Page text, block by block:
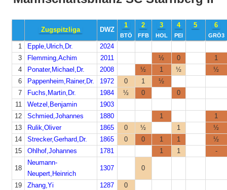
Zugspitzliga DWZ
1
BTÖ
2
FFB
3
HOL
4
PEI
5 6
GRÖ3
1 Epple,Ulrich,Dr.
2024
3
Flemming,Achim 2011 ½ 0
1
4
Ponater,Michael,Dr. 2008 ½ 1 ½
½
6
Pappenheim,Rainer,Dr. 1972 0 1
½
7
Fuchs,Martin,Dr. 1984 ½ 0
0
11
Wetzel,Benjamin
1903
12
Schmied,Johannes 1880 1
1
13
Rulik,Oliver 1865 0 ½ 1
½
14
Strecker,Gerhard,Dr. 1865 0 0 1 1
½
15
Ohlhof,Johannes 1781 1 1 -
18
Neumann-
Neupert,Heinrich
1307 0
19 Zhang,Yi 1287
0